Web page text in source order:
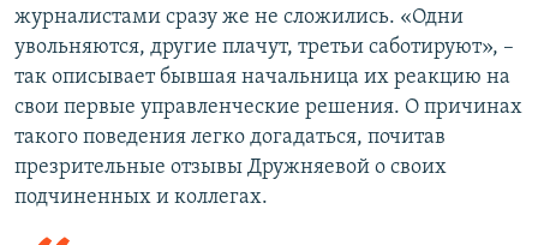
журналистами сразу же не сложились. «Одни
увольняются, другие плачут, третьи саботируют», –
так описывает бывшая начальница их реакцию на
свои первые управленческие решения. О причинах
такого поведения легко догадаться, почитав
презрительные отзывы Дружняевой о своих
подчиненных и коллегах.